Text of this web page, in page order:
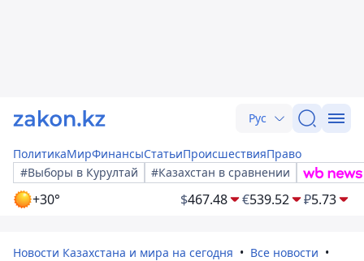
Рус
ПолитикаМирФинансыСтатьиПроисшествияПраво
#Выборы в Курултай
#Казахстан в сравнении
+30° $467.48 €539.52 ₽5.73
Новости Казахстана и мира на сегодня
Все новости